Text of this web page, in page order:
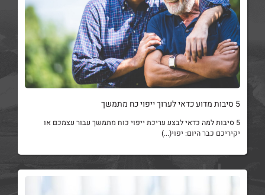
5 סיבות מדוע כדאי לערוך ייפוי כח מתמשך
5 סיבות למה כדאי לבצע עריכת ייפוי כוח מתמשך עבור עצמכם או
יקיריכם כבר היום: יפוי(...)